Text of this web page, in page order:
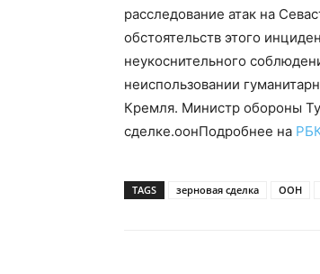
расследование атак на
обстоятельств этого
неукоснительного
неиспользовании
Кремля. Министр обороны
сделке.оонПодробнее на
TAGS зерновая сделка ООН